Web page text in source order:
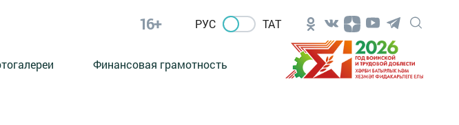
16+ РУС ТАТ
Финансовая грамотность